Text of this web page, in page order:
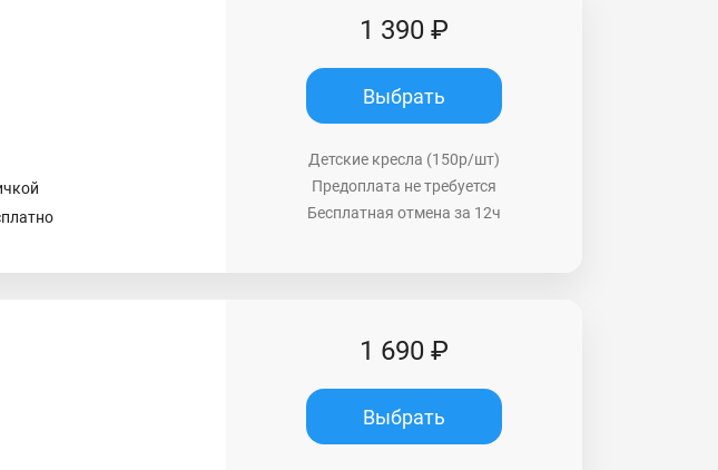
1 390 ₽
Выбрать
Детские кресла (150р/шт)
Предоплата не требуется
Бесплатная отмена за 12ч
1 690 ₽
Выбрать